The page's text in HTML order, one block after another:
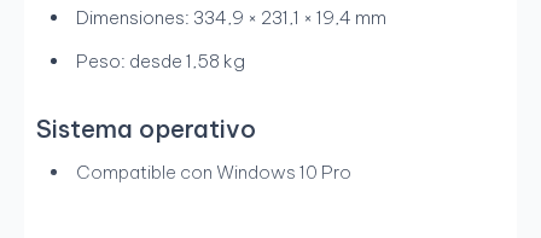
Dimensiones: 334,9 × 231,1 × 19,4 mm
Peso: desde 1,58 kg
Sistema operativo
Compatible con Windows 10 Pro